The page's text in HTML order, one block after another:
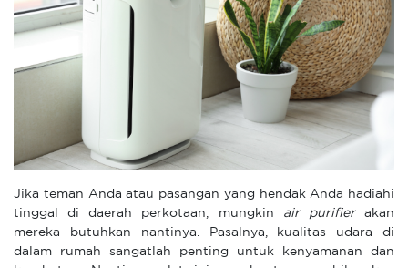
Jika teman Anda atau pasangan yang hendak Anda hadiahi
tinggal di daerah perkotaan, mungkin
air purifierakan
mereka butuhkan nantinya. Pasalnya, kualitas udara di
dalam rumah sangatlah penting untuk kenyamanan dan